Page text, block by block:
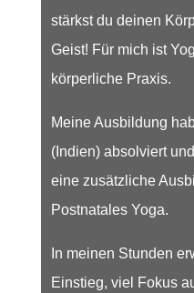
stärkst du deinen
Geist! Für mich ist
körperliche Praxis.
Meine Ausbildung
(Indien) absolviert
eine zusätzliche
Postnatales Yoga.
In meinen Stunden
Einstieg, viel Fokus